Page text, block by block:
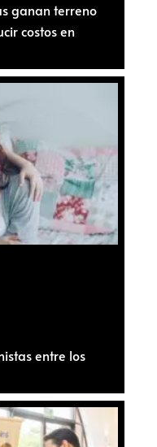
ganan terreno
costos en
entre los